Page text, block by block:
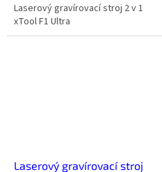
Laserový gravírovací stroj 2 v 1
xTool F1 Ultra
Laserový gravírovací stroj